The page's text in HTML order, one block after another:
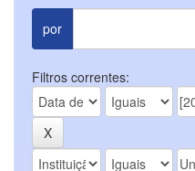
por
Filtros correntes: